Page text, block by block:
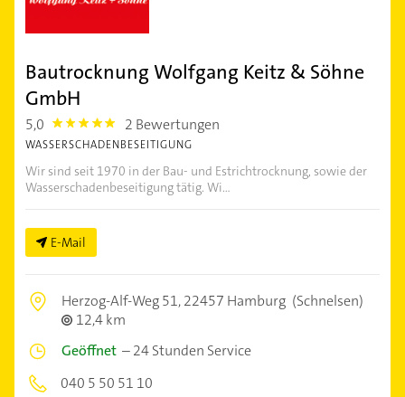
Bautrocknung Wolfgang Keitz & Söhne
GmbH
5,0 5.0 2 Bewertungen
WASSERSCHADENBESEITIGUNG
Wir sind seit 1970 in der Bau- und Estrichtrocknung, sowie der
Wasserschadenbeseitigung tätig. Wi...
E-Mail
Herzog-Alf-Weg 51,22457 Hamburg (Schnelsen)
12,4 km
Geöffnet –24 Stunden Service
040 5 50 51 10